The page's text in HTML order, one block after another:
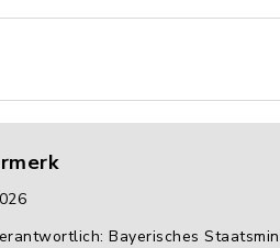
Bayerisches